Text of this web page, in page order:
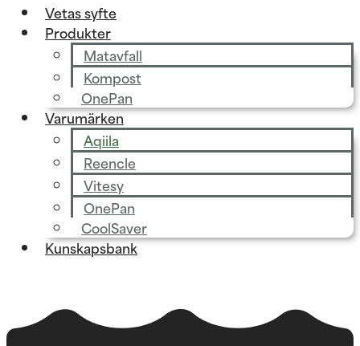
Vetas syfte
Produkter
Matavfall
Kompost
OnePan
Varumärken
Aqiila
Reencle
Vitesy
OnePan
CoolSaver
Kunskapsbank